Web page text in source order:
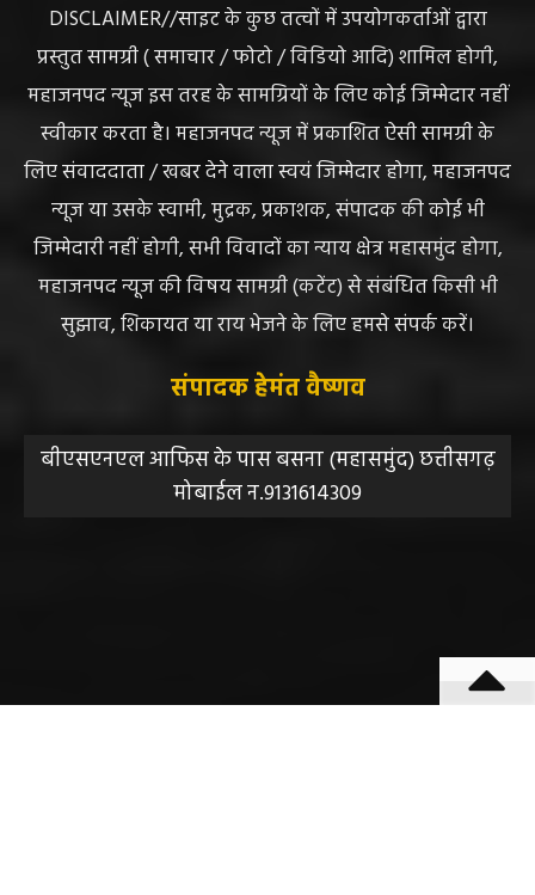
DISCLAIMER//साइट के कुछ तत्वों में उपयोगकर्ताओं द्वारा
प्रस्तुत सामग्री ( समाचार / फोटो / विडियो आदि) शामिल होगी,
महाजनपद न्यूज इस तरह के सामग्रियों के लिए कोई जिम्मेदार नहीं
स्वीकार करता है। महाजनपद न्यूज में प्रकाशित ऐसी सामग्री के
लिए संवाददाता / खबर देने वाला स्वयं जिम्मेदार होगा, महाजनपद
न्यूज या उसके स्वामी, मुद्रक, प्रकाशक, संपादक की कोई भी
जिम्मेदारी नहीं होगी, सभी विवादों का न्याय क्षेत्र महासमुंद होगा,
महाजनपद न्यूज की विषय सामग्री (कटेंट) से संबंधित किसी भी
सुझाव, शिकायत या राय भेजने के लिए हमसे संपर्क करें।
संपादक हेमंत वैष्णव
बीएसएनएल आफिस के पास बसना (महासमुंद) छत्तीसगढ़
मोबाईल न.9131614309